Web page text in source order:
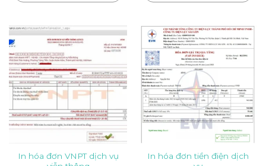
In hóa đơn VNPT dịch vụ
In hóa đơn tiền điện dịch